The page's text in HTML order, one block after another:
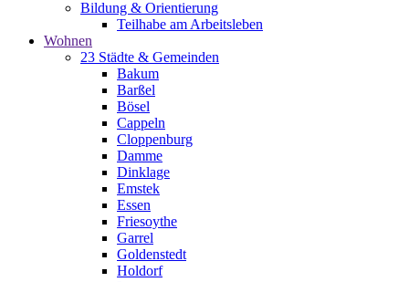
Bildung & Orientierung
Teilhabe am Arbeitsleben
Wohnen
23 Städte & Gemeinden
Bakum
Barßel
Bösel
Cappeln
Cloppenburg
Damme
Dinklage
Emstek
Essen
Friesoythe
Garrel
Goldenstedt
Holdorf